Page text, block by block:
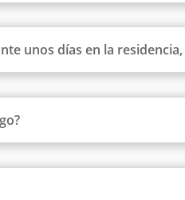
unos días en la residencia,